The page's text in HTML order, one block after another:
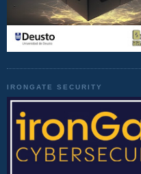
IRONGATE SECURITY